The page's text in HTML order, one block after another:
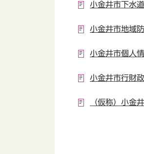
小金井市下水
小金井市地域
小金井市個人
小金井市行財
（仮称）小金